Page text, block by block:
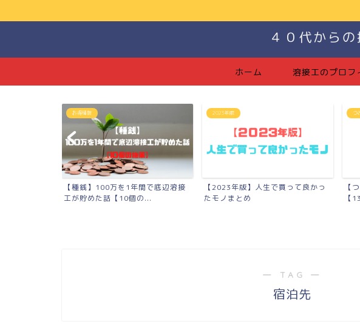
４０代から
ホーム 溶接工のプロフ
2023年版
【2023年版】人生で買って良かっ
たモノまとめ
つみたてNISA
【つみたてNISA】6年間の結果発表
【139万円】
運
FX
績
― TAG ―
宿泊先